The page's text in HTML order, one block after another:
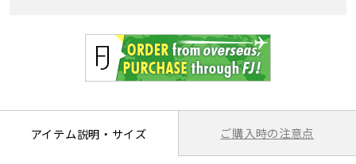
アイテム説明・サイズ ご購入時の注意点